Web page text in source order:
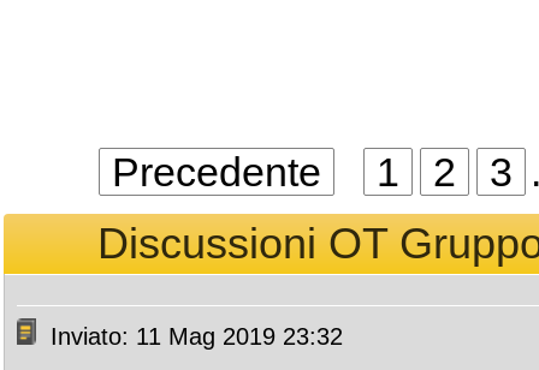
Precedente 1 2 3
Discussioni OT
Inviato: 11 Mag 2019 23:32